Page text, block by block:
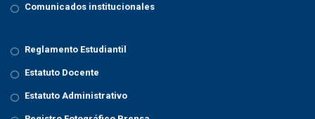
Comunicados institucionales
Reglamento Estudiantil
Estatuto Docente
Estatuto Administrativo